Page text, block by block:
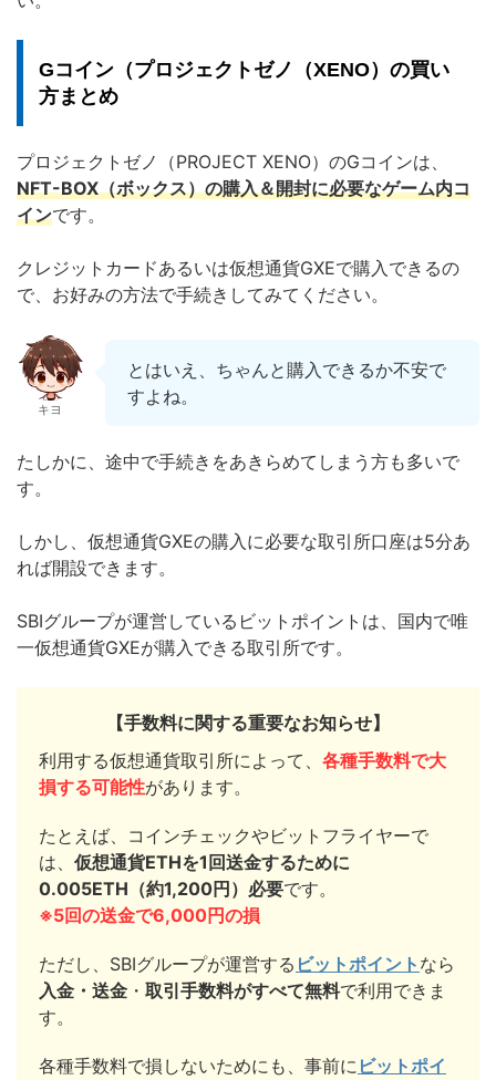
Gコイン（プロジェクトゼノ（XENO）の買い
方まとめ
プロジェクトゼノ（PROJECT XENO）のGコインは、
NFT-BOX（ボックス）の購入＆開封に必要なゲーム内コ
インです。
クレジットカードあるいは仮想通貨GXEで購入できるの
で、お好みの方法で手続きしてみてください。
キヨ
とはいえ、ちゃんと購入できるか不安で
すよね。
たしかに、途中で手続きをあきらめてしまう方も多いで
す。
しかし、仮想通貨GXEの購入に必要な取引所口座は5分あ
れば開設できます。
SBIグループが運営しているビットポイントは、国内で唯
一仮想通貨GXEが購入できる取引所です。
【手数料に関する重要なお知らせ】
利用する仮想通貨取引所によって、 各種手数料で大
損する可能性があります。
たとえば、コインチェックやビットフライヤーで
は、 仮想通貨ETHを1回送金するために
0.005ETH（約1,200円）必要です。
※5回の送金で6,000円の損
ただし、SBIグループが運営する ビットポイント なら
入金・送金 ・ 取引手数料がすべて無料で利用できま
す。
各種手数料で損しないためにも、事前に ビットポイ